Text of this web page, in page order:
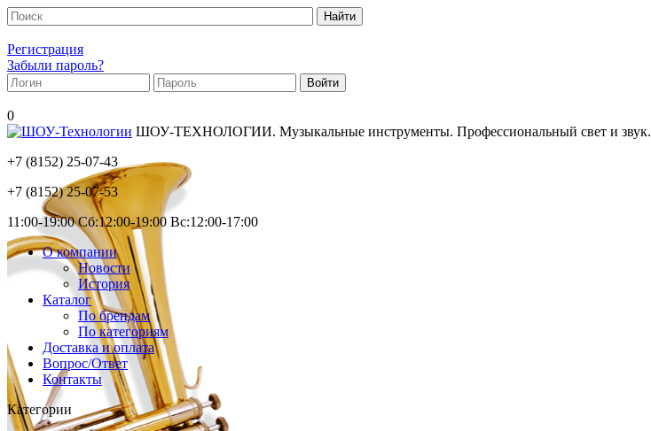
Регистрация
Забыли пароль?
0
ШОУ-ТЕХНОЛОГИИ. Музыкальные инструменты. Профессиональный свет и звук.
+7 (8152) 25-07-43
+7 (8152)25-07-53
11:00-19:00 Сб:12:00-19:00 Вс:12:00-17:00
О компании
Новости
История
Каталог
По брендам
По категориям
Доставка и оплата
Вопрос/Ответ
Контакты
Категории